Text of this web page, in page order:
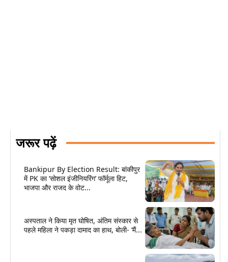
जरूर पढ़ें
Bankipur By Election Result: बांकीपुर
में PK का ‘सोशल इंजीनियरिंग’ फॉर्मूला हिट,
भाजपा और राजद के वोट...
अस्पताल ने किया मृत घोषित, अंतिम संस्कार से
पहले महिला ने पकड़ा दामाद का हाथ, बोली- ‘मैं...